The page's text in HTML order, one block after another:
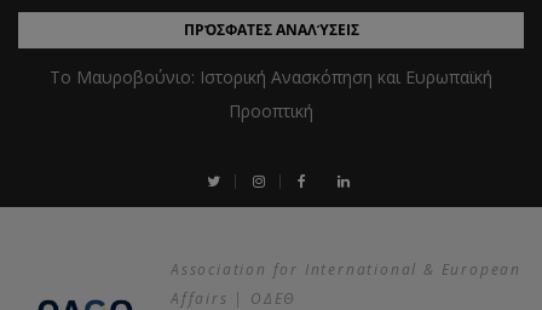
ΠΡΌΣΦΑΤΕΣ ΑΝΑΛΎΣΕΙΣ
Το Μαυροβούνιο: Ιστορική Ανασκόπηση και Ευρωπαϊκή
Προοπτική
Association for International & European
Affairs | ΟΔΕΘ